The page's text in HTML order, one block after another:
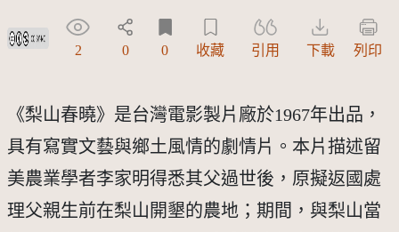
創用CC姓名標示-非商業性 3.0 台灣及其後版本(CC BY-NC 3.0 TW +)
2 0 0 收藏 引用 下載 列印
《梨山春曉》是台灣電影製片廠於1967年出品，
具有寫實文藝與鄉土風情的劇情片。本片描述留
美農業學者李家明得悉其父過世後，原擬返國處
理父親生前在梨山開墾的農地；期間，與梨山當